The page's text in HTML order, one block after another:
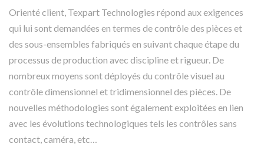
Orienté client, Texpart Technologies répond aux exigences
qui lui sont demandées en termes de contrôle des pièces et
des sous-ensembles fabriqués en suivant chaque étape du
processus de production avec discipline et rigueur. De
nombreux moyens sont déployés du contrôle visuel au
contrôle dimensionnel et tridimensionnel des pièces. De
nouvelles méthodologies sont également exploitées en lien
avec les évolutions technologiques tels les contrôles sans
contact, caméra, etc…